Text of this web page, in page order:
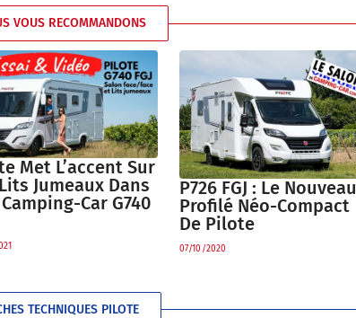
VOUS RECOMMANDONS
Met L’accent Sur
Jumeaux Dans
Car G740
P726 FGJ : Le Nouveau
Profilé Néo-Compact
De Pilote
07/10/2020
TECHNIQUES PILOTE